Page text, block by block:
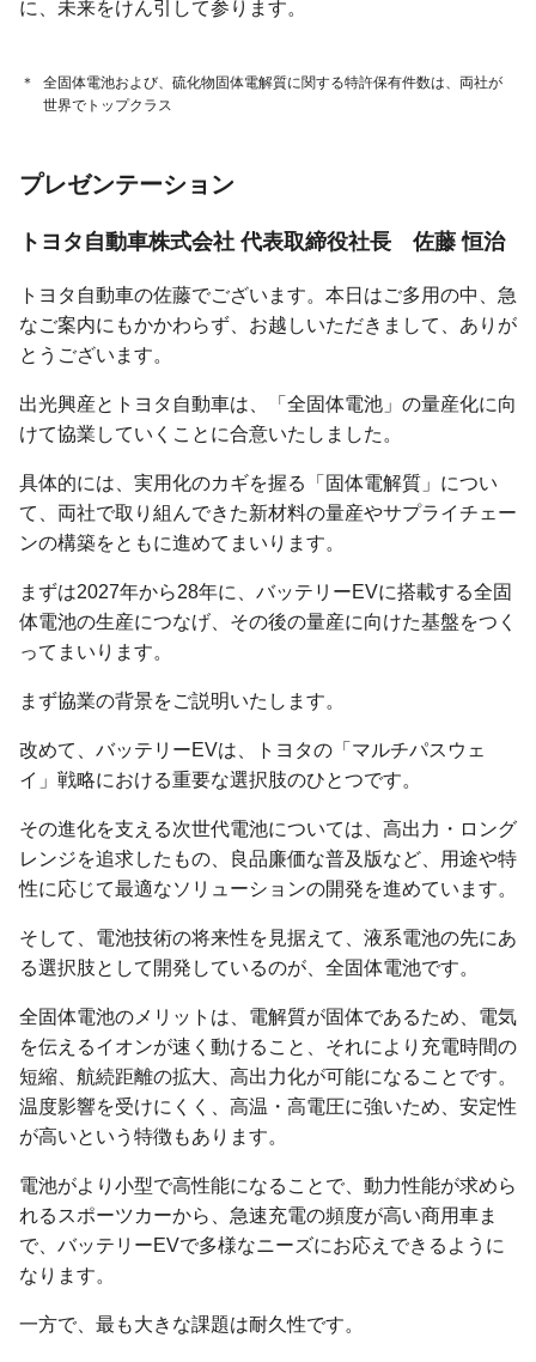
に、未来をけん引して参ります。
＊
全固体電池および、硫化物固体電解質に関する特許保有件数は、両社が
世界でトップクラス
プレゼンテーション
トヨタ自動車株式会社代表取締役社長 佐藤 恒治
トヨタ自動車の佐藤でございます。本日はご多用の中、急
なご案内にもかかわらず、お越しいただきまして、ありが
とうございます。
出光興産とトヨタ自動車は、「全固体電池」の量産化に向
けて協業していくことに合意いたしました。
具体的には、実用化のカギを握る「固体電解質」につい
て、両社で取り組んできた新材料の量産やサプライチェー
ンの構築をともに進めてまいります。
まずは2027年から28年に、バッテリーEVに搭載する全固
体電池の生産につなげ、その後の量産に向けた基盤をつく
ってまいります。
まず協業の背景をご説明いたします。
改めて、バッテリーEVは、トヨタの「マルチパスウェ
イ」戦略における重要な選択肢のひとつです。
その進化を支える次世代電池については、高出力・ロング
レンジを追求したもの、良品廉価な普及版など、用途や特
性に応じて最適なソリューションの開発を進めています。
そして、電池技術の将来性を見据えて、液系電池の先にあ
る選択肢として開発しているのが、全固体電池です。
全固体電池のメリットは、電解質が固体であるため、電気
を伝えるイオンが速く動けること、それにより充電時間の
短縮、航続距離の拡大、高出力化が可能になることです。
温度影響を受けにくく、高温・高電圧に強いため、安定性
が高いという特徴もあります。
電池がより小型で高性能になることで、動力性能が求めら
れるスポーツカーから、急速充電の頻度が高い商用車ま
で、バッテリーEVで多様なニーズにお応えできるように
なります。
一方で、最も大きな課題は耐久性です。